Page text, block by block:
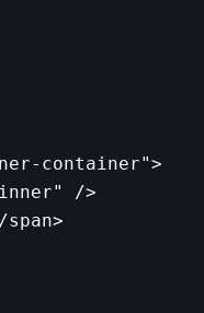
container">
/>
span>